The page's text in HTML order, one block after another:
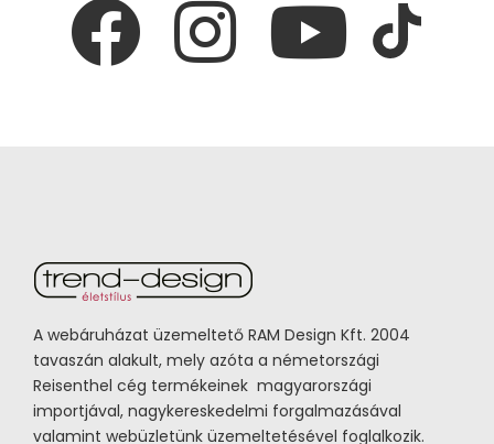
A webáruházat üzemeltető RAM Design Kft. 2004
tavaszán alakult, mely azóta a németországi
Reisenthel cég termékeinek magyarországi
importjával, nagykereskedelmi forgalmazásával
valamint webüzletünk üzemeltetésével foglalkozik.